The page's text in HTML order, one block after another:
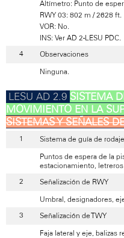
Altímetro: Punto de
RWY 03: 802 m / 2628 ft.
VOR: No.
INS: Ver AD 2-LESU PDC.
Observaciones
Ninguna.
SISTEMA
MOVIMIENTO EN LA
SISTEMAS Y SEÑALES
Sistema de guía de rodaje
Puntos de espera de la
estacionamiento, letreros
Señalización de RWY
Umbral, designadores,
Señalización de TWY
Faja lateral y eje, balizas